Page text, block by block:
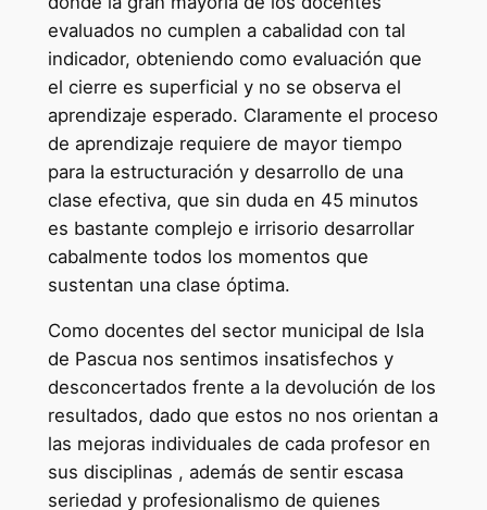
evaluados no cumplen a cabalidad con tal
indicador, obteniendo como evaluación que
el cierre es superficial y no se observa el
aprendizaje esperado. Claramente el proceso
de aprendizaje requiere de mayor tiempo
para la estructuración y desarrollo de una
clase efectiva, que sin duda en 45 minutos
es bastante complejo e irrisorio desarrollar
cabalmente todos los momentos que
sustentan una clase óptima.
Como docentes del sector municipal de Isla
de Pascua nos sentimos insatisfechos y
desconcertados frente a la devolución de los
resultados, dado que estos no nos orientan a
las mejoras individuales de cada profesor en
sus disciplinas , además de sentir escasa
seriedad y profesionalismo de quienes